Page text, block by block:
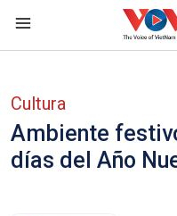
Cultura
Ambiente
días del Año